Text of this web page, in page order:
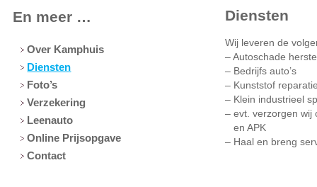
Diensten
Wij leveren de
– Autoschade
– Bedrijfs auto’s
– Kunststof
– Klein industrieel
– evt. verzorgen wij
en APK
– Haal en breng
En meer …
Over Kamphuis
Diensten
Foto’s
Verzekering
Leenauto
Online Prijsopgave
Contact